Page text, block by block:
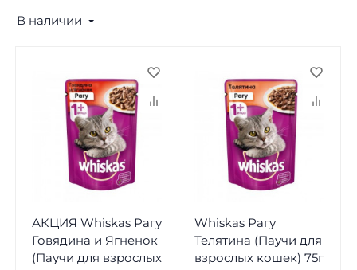
В наличии
АКЦИЯ Whiskas Рагу
Говядина и Ягненок
(Паучи для взрослых
Whiskas Рагу
Телятина (Паучи для
взрослых кошек) 75г